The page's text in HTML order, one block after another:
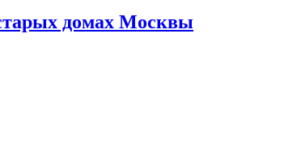
домах Москвы